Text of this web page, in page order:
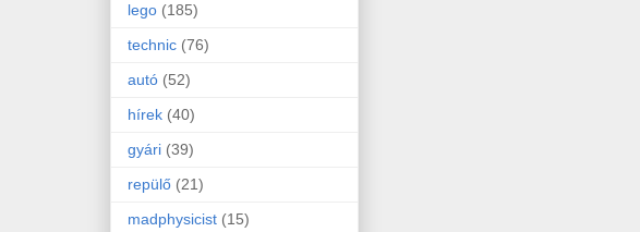
lego (185)
technic (76)
autó (52)
hírek (40)
gyári (39)
repülő (21)
madphysicist (15)